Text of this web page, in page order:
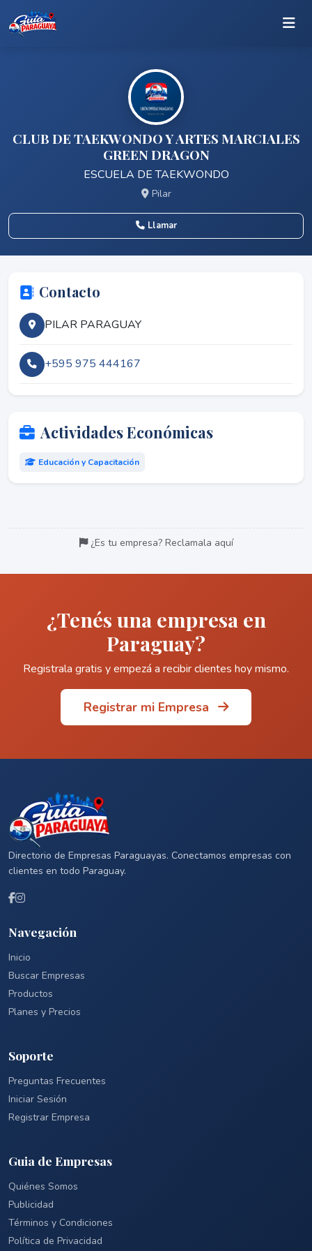
CLUB DE TAEKWONDO Y ARTES MARCIALES
GREEN DRAGON
ESCUELA DE TAEKWONDO
Pilar
Llamar
Contacto
PILAR PARAGUAY
+595 975 444167
Actividades Económicas
Educación y Capacitación
¿Es tu empresa? Reclamala aquí
¿Tenés una empresa en
Paraguay?
Registrala gratis y empezá a recibir clientes hoy mismo.
Registrar mi Empresa
Directorio de Empresas Paraguayas. Conectamos empresas con
clientes en todo Paraguay.
Navegación
Inicio
Buscar Empresas
Productos
Planes y Precios
Soporte
Preguntas Frecuentes
Iniciar Sesión
Registrar Empresa
Guia de Empresas
Quiénes Somos
Publicidad
Términos y Condiciones
Política de Privacidad